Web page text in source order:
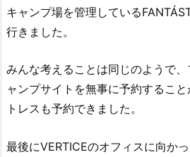
キャンプ場を管理している
行きました。
みんな考えることは同じのようで
ャンプサイトを無事に予約するこ
トレスも予約できました。
最後にVERTICEのオフィスに向か